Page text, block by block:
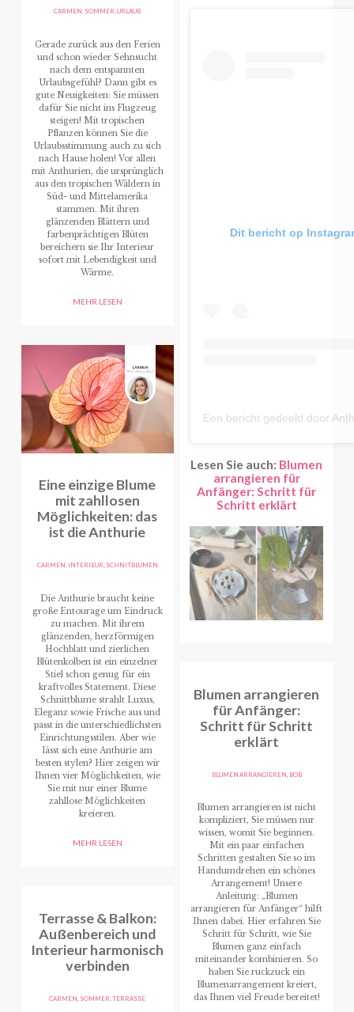
CARMEN, SOMMER,URLAUB
Gerade zurück aus den Ferien
und schon wieder Sehnsucht
nach dem entspannten
Urlaubsgefühl? Dann gibt es
gute Neuigkeiten: Sie müssen
dafür Sie nicht ins Flugzeug
steigen! Mit tropischen
Pflanzen können Sie die
Urlaubsstimmung auch zu sich
nach Hause holen! Vor allen
mit Anthurien, die ursprünglich
aus den tropischen Wäldern in
Süd- und Mittelamerika
stammen. Mit ihren
glänzenden Blättern und
farbenprächtigen Blüten
bereichern sie Ihr Interieur
sofort mit Lebendigkeit und
Wärme.
MEHR LESEN
Eine einzige Blume
mit zahllosen
Möglichkeiten: das
ist die Anthurie
CARMEN, INTERIEUR, SCHNITBLUMEN
Die Anthurie braucht keine
große Entourage um Eindruck
zu machen. Mit ihrem
glänzenden, herzförmigen
Hochblatt und zierlichen
Blütenkolben ist ein einzelner
Stiel schon genug für ein
kraftvolles Statement. Diese
Schnittblume strahlt Luxus,
Eleganz sowie Frische aus und
passt in die unterschiedlichsten
Einrichtungsstilen. Aber wie
lässt sich eine Anthurie am
besten stylen? Hier zeigen wir
Ihnen vier Möglichkeiten, wie
Sie mit nur einer Blume
zahllose Möglichkeiten
kreieren.
MEHR LESEN
Terrasse & Balkon:
Außenbereich und
Interieur harmonisch
verbinden
CARMEN, SOMMER,TERRASSE
Dit bericht op
Lesen Sie auch: Blumen
arrangieren für
Anfänger: Schritt für
Schritt erklärt
Blumen arrangieren
für Anfänger:
Schritt für Schritt
erklärt
BLUMEN ARRANGIEREN, BOB
Blumen arrangieren ist nicht
kompliziert, Sie müssen nur
wissen, womit Sie beginnen.
Mit ein paar einfachen
Schritten gestalten Sie so im
Handumdrehen ein schönes
Arrangement! Unsere
Anleitung: „Blumen
arrangieren für Anfänger“ hilft
Ihnen dabei. Hier erfahren Sie
Schritt für Schritt, wie Sie
Blumen ganz einfach
miteinander kombinieren. So
haben Sie ruckzuck ein
Blumenarrangement kreiert,
das Ihnen viel Freude bereitet!